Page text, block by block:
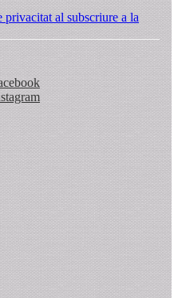
al subscriure a la